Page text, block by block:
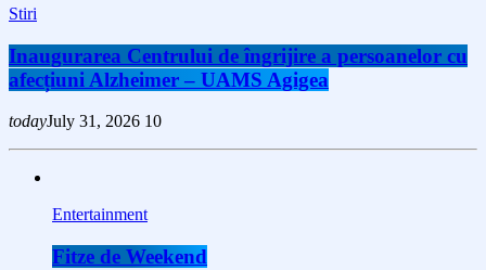
Stiri
Inaugurarea Centrului de îngrijire a persoanelor cu
afecțiuni Alzheimer – UAMS Agigea
todayJuly 31, 2026 10
Entertainment
Fitze de Weekend